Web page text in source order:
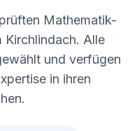
Mathematik-
Kirchlindach. Alle
und verfügen
in ihren